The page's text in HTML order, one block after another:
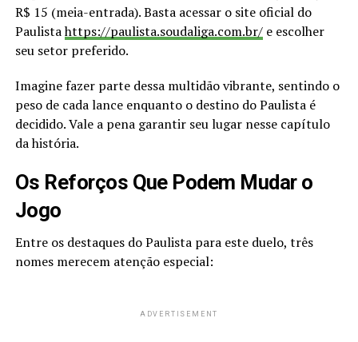
R$ 15 (meia-entrada). Basta acessar o site oficial do
Paulistahttps://paulista.soudaliga.com.br/e escolher
seu setor preferido.
Imagine fazer parte dessa multidão vibrante, sentindo o
peso de cada lance enquanto o destino do Paulista é
decidido. Vale a pena garantir seu lugar nesse capítulo
da história.
Os Reforços Que Podem Mudar o
Jogo
Entre os destaques do Paulista para este duelo, três
nomes merecem atenção especial:
ADVERTISEMENT